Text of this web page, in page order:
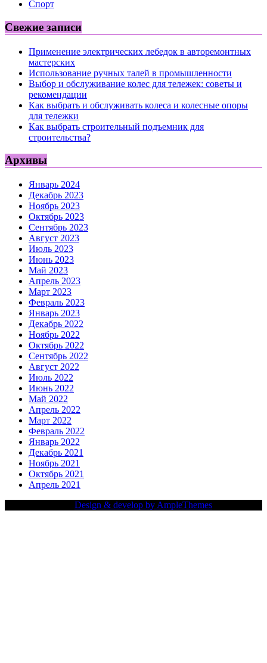
Спорт
Свежие записи
Применение электрических лебедок в авторемонтных
мастерских
Использование ручных талей в промышленности
Выбор и обслуживание колес для тележек: советы и
рекомендации
Как выбрать и обслуживать колеса и колесные опоры
для тележки
Как выбрать строительный подъемник для
строительства?
Архивы
Январь 2024
Декабрь 2023
Ноябрь 2023
Октябрь 2023
Сентябрь 2023
Август 2023
Июль 2023
Июнь 2023
Май 2023
Апрель 2023
Март 2023
Февраль 2023
Январь 2023
Декабрь 2022
Ноябрь 2022
Октябрь 2022
Сентябрь 2022
Август 2022
Июль 2022
Июнь 2022
Май 2022
Апрель 2022
Март 2022
Февраль 2022
Январь 2022
Декабрь 2021
Ноябрь 2021
Октябрь 2021
Апрель 2021
Design & develop by AmpleThemes